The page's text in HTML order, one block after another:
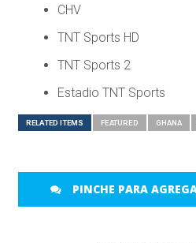
CHV
TNT Sports HD
TNT Sports 2
Estadio TNT Sports
RELATED ITEMS FEATURED GHANA
PINCHE PARA